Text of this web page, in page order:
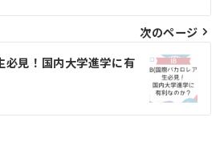
次のページ
見！国内大学進学に有